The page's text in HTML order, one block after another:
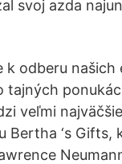
svoj azda
k odberu našich
tajných
veľmi
Bertha ‘s Gifts,